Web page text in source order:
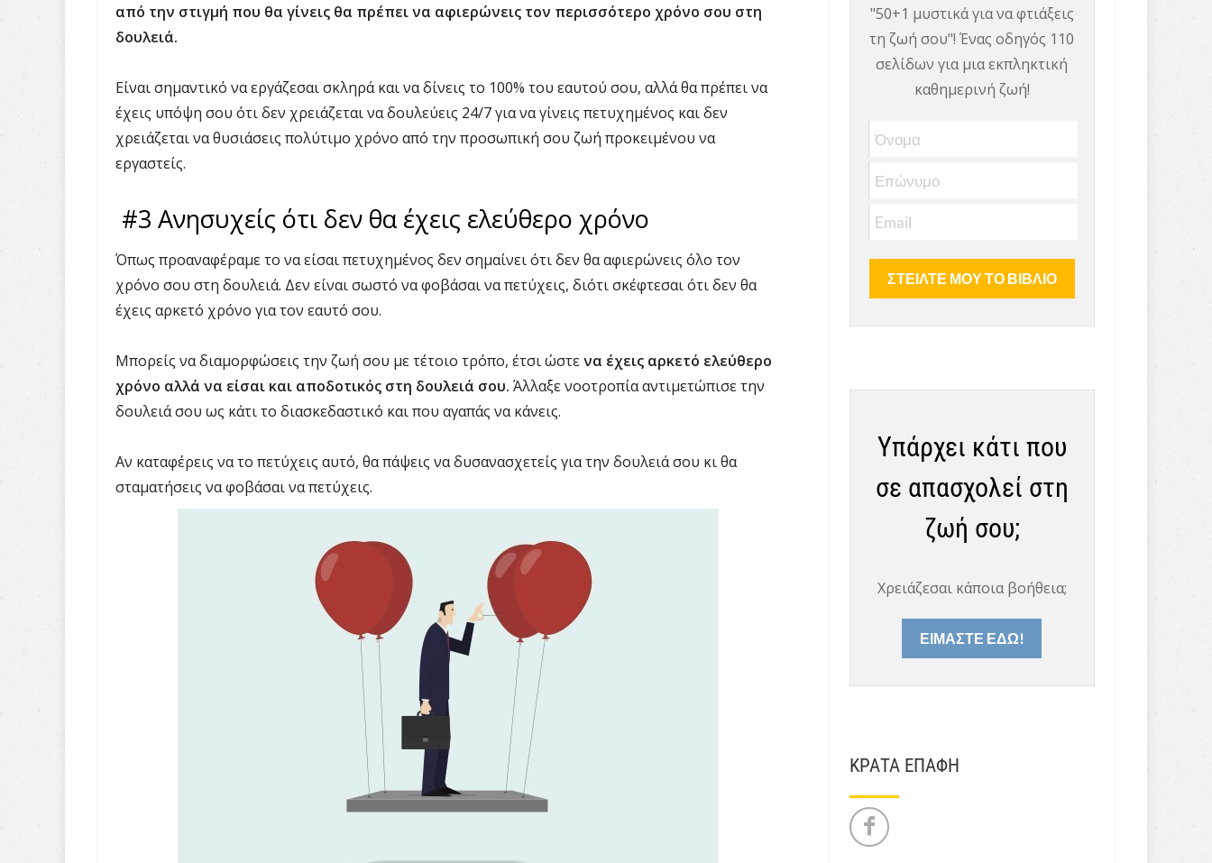
από την στιγμή που θα γίνεις θα πρέπει να αφιερώνεις τον περισσότερο χρόνο σου στη
δουλειά.
Είναι σημαντικό να εργάζεσαι σκληρά και να δίνεις το 100% του εαυτού σου, αλλά θα πρέπει να
έχεις υπόψη σου ότι δεν χρειάζεται να δουλεύεις 24/7 για να γίνεις πετυχημένος και δεν
χρειάζεται να θυσιάσεις πολύτιμο χρόνο από την προσωπική σου ζωή προκειμένου να
εργαστείς.
#3 Ανησυχείς ότι δεν θα έχεις ελεύθερο χρόνο
Όπως προαναφέραμε το να είσαι πετυχημένος δεν σημαίνει ότι δεν θα αφιερώνεις όλο τον
χρόνο σου στη δουλειά. Δεν είναι σωστό να φοβάσαι να πετύχεις, διότι σκέφτεσαι ότι δεν θα
έχεις αρκετό χρόνο για τον εαυτό σου.
Μπορείς να διαμορφώσεις την ζωή σου με τέτοιο τρόπο, έτσι ώστενα έχεις αρκετό ελεύθερο
χρόνο αλλά να είσαι και αποδοτικός στη δουλειά σου. Άλλαξε νοοτροπία αντιμετώπισε την
δουλειά σου ως κάτι το διασκεδαστικό και που αγαπάς να κάνεις.
Αν καταφέρεις να το πετύχεις αυτό, θα πάψεις να δυσανασχετείς για την δουλειά σου κι θα
σταματήσεις να φοβάσαι να πετύχεις.
"50+1 μυστικά για να φτιάξεις
τη ζωή σου"! Ένας οδηγός 110
σελίδων για μια εκπληκτική
καθημερινή ζωή!
Υπάρχει κάτι που
σε απασχολεί στη
ζωή σου;
Χρειάζεσαι κάποια βοήθεια;
ΕΙΜΑΣΤΕ ΕΔΩ!
ΚΡΑΤΑ ΕΠΑΦΗ